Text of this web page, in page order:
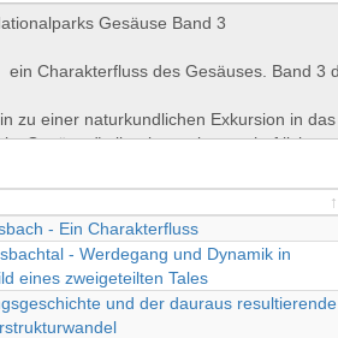
- Ein Charakterfluss
- Werdegang und Dynamik in
eines zweigeteilten Tales
und der dauraus resultierende